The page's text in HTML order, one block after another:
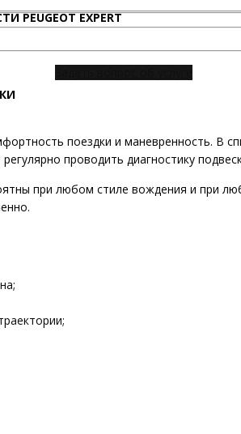
EXPERT
поездки и маневренность. В
проводить диагностику
при любом стиле вождения и при